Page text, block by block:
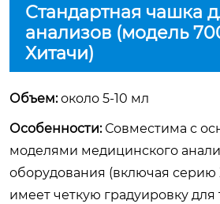
Стандартная чашка
анализов (модель
Хитачи)
Объем:около 5-10 мл
Особенности:Совместима с
моделями медицинского
оборудования (включая серию
имеет четкую градуировку для